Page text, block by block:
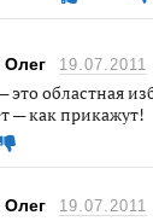
Олег 19.07.2011
это областная
— как прикажут!
Олег 19.07.2011